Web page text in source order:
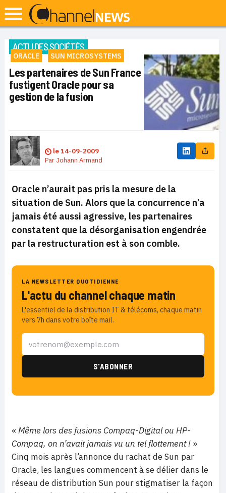
ACTU DES SOCIÉTÉS
ORACLE SUN MICROSYSTEMS
Les partenaires de Sun France
fustigent Oracle pour sa
gestion de la fusion
le14-09-2009
Par Johann Armand
Oracle n’aurait pas pris la mesure de la
situation de Sun. Alors que la concurrence n’a
jamais été aussi agressive, les partenaires
constatent que la désorganisation engendrée
par la restructuration est à son comble.
LA NEWSLETTER QUOTIDIENNE
L'actu du channel chaque matin
L'essentiel de la distribution IT & télécoms, chaque matin
vers 7h dans votre boîte mail.
« Même lors des fusions Compaq-Digital ou HP-
Compaq, on n’avait jamais vu un tel flottement ! »
Cinq mois après l’annonce du rachat de Sun par
Oracle, les langues commencent à se délier dans le
réseau de distribution Sun pour stigmatiser la façon